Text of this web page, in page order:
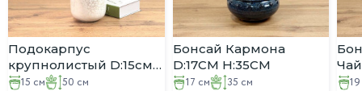
Подокарпус
крупнолистый D:15см
H:50 в Белом
15 см 50 см
Бонсай Кармона
D:17CM H:35СМ
17 см
35 см